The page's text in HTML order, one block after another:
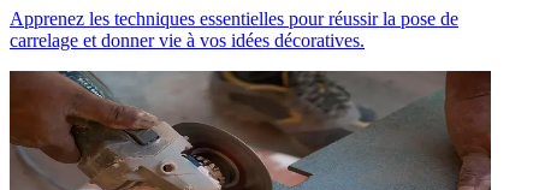
Apprenez les techniques essentielles pour réussir la pose de
carrelage et donner vie à vos idées décoratives.